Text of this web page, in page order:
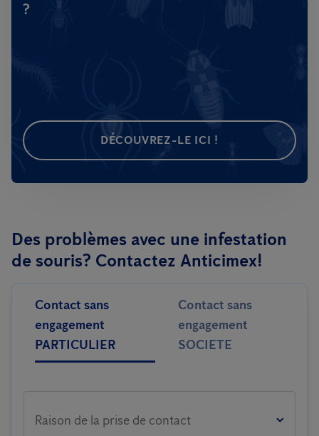
?
DÉCOUVREZ-LE ICI !
Des problèmes avec une infestation
de souris? Contactez Anticimex!
Contact sans
engagement
PARTICULIER
Contact sans
engagement
SOCIETE
Raison de la prise de contact